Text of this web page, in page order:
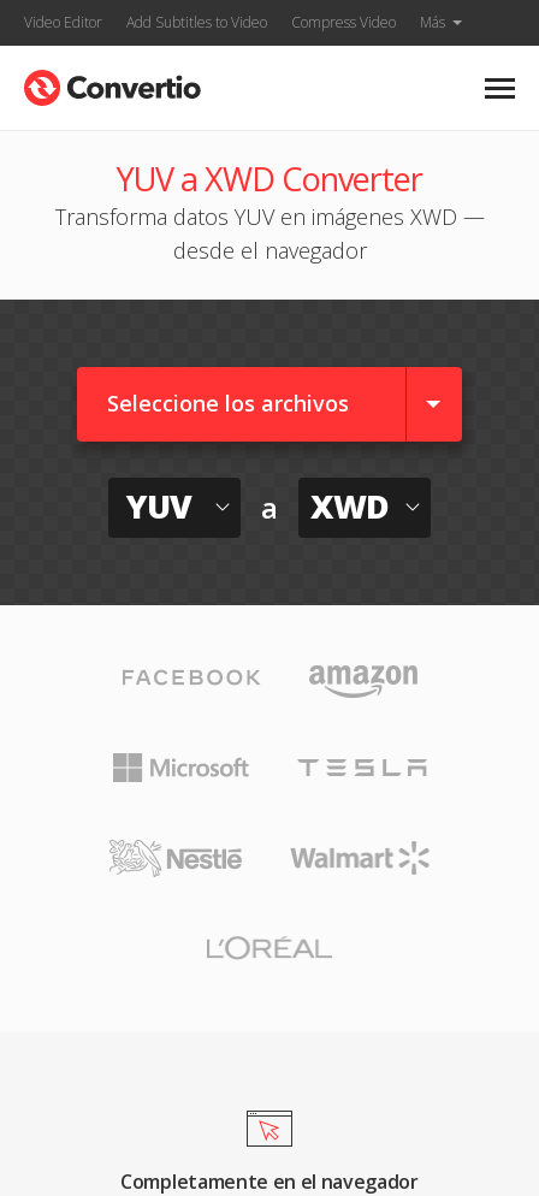
Video Editor Add Subtitles to Video Compress Video Más
YUV a XWD Converter
Transforma datos YUV en imágenes XWD —
desde el navegador
Seleccione los archivos
YUV a XWD
Completamente en el navegador